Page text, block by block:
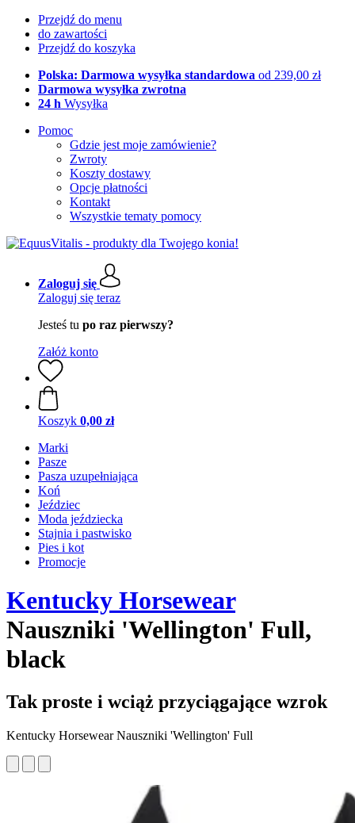
Przejdź do menu
do zawartości
Przejdź do koszyka
Polska: Darmowa wysyłka standardowa od 239,00 zł
Darmowa wysyłka zwrotna
24 h Wysyłka
Pomoc
Gdzie jest moje zamówienie?
Zwroty
Koszty dostawy
Opcje płatności
Kontakt
Wszystkie tematy pomocy
Zaloguj się
Zaloguj się teraz
Jesteś tu po raz pierwszy?
Załóż konto
Koszyk 0,00 zł
Marki
Pasze
Pasza uzupełniająca
Koń
Jeździec
Moda jeździecka
Stajnia i pastwisko
Pies i kot
Promocje
Kentucky Horsewear
Nauszniki 'Wellington' Full,
black
Tak proste i wciąż przyciągające wzrok
Kentucky Horsewear Nauszniki 'Wellington' Full